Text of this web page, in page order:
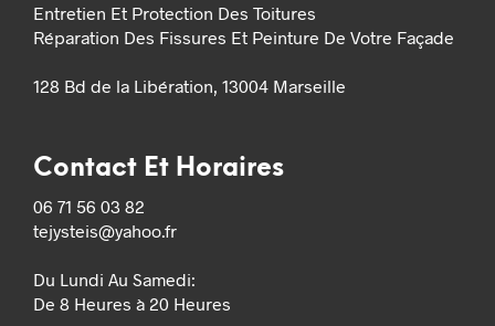
Entretien Et Protection Des Toitures
Réparation Des Fissures Et Peinture De Votre Façade
128 Bd de la Libération, 13004 Marseille
Contact Et Horaires
06 71 56 03 82
tejysteis@yahoo.fr
Du Lundi Au Samedi:
De 8 Heures à 20 Heures